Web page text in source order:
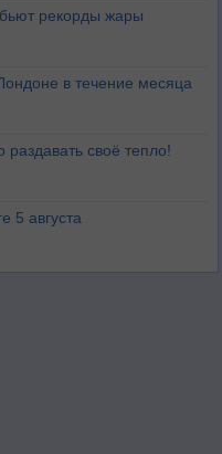
рекорды жары
в течение месяца
своё тепло!
5 августа